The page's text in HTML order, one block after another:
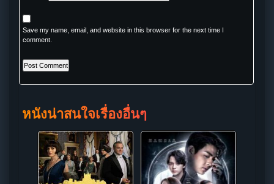
Save my name, email, and website in this browser for the next time I
comment.
หนังน่าสนใจเรื่องอื่นๆ